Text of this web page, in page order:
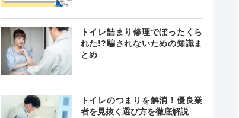
トイレ詰まり修理でぼったくら
れた!?騙されないための知識ま
とめ
トイレのつまりを解消！優良業
者を見抜く選び方を徹底解説